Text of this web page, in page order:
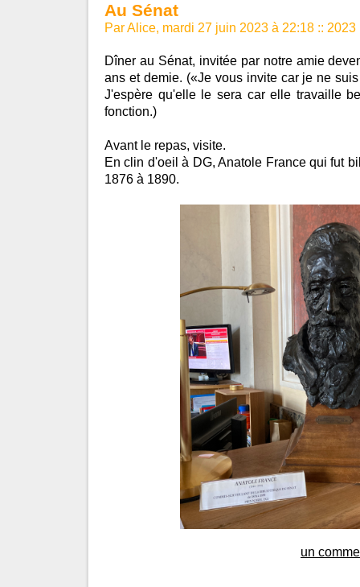
Au Sénat
Par Alice, mardi 27 juin 2023 à 22:18 :: 2023
Dîner au Sénat, invitée par notre amie
ans et demie. («Je vous invite car je ne
J'espère qu'elle le sera car elle travaille
fonction.)
Avant le repas, visite.
En clin d'oeil à DG, Anatole France qui fut
1876 à 1890.
un